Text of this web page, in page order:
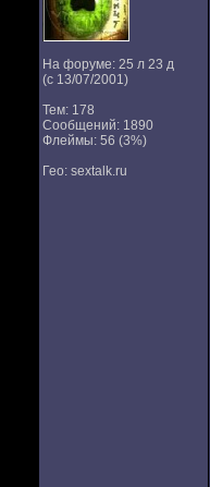
На форуме: 25 л 23 д
(с 13/07/2001)
Тем: 178
Сообщений: 1890
Флеймы: 56 (3%)
Гео: sextalk.ru